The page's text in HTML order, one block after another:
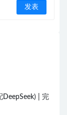
DeepSeek) | 完